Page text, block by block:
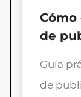
de
Guía
de